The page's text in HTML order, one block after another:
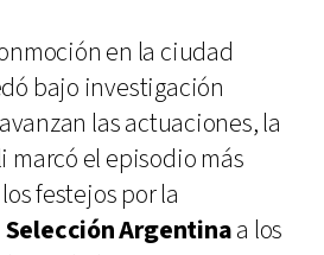
en la ciudad
bajo investigación
las actuaciones, la
marcó el episodio más
festejos por la
Selección Argentinaa los